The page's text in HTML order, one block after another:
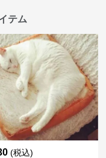
テム
(税込)